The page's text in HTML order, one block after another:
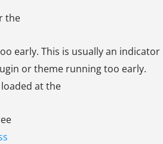
the
early. This is usually an indicator
or theme running too early.
at the